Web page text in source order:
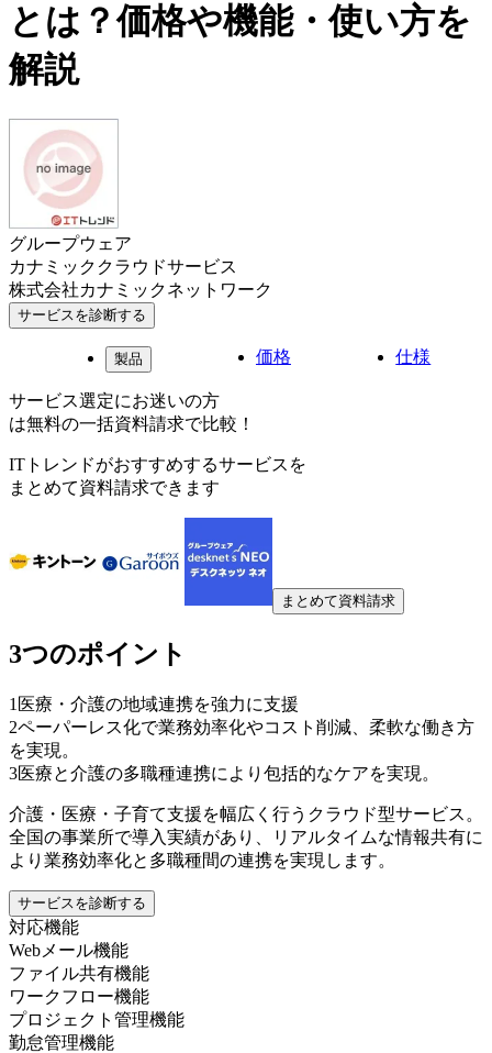
とは？価格や機能・使い方を
解説
グループウェア
カナミッククラウドサービス
株式会社カナミックネットワーク
サービスを診断する
製品 価格 仕様
サービス選定にお迷いの方
は無料の一括資料請求で比較！
ITトレンドがおすすめするサービスを
まとめて資料請求できます
まとめて資料請求
3つのポイント
1 医療・介護の地域連携を強力に支援
2ペーパーレス化で業務効率化やコスト削減、柔軟な働き方
を実現。
3医療と介護の多職種連携により包括的なケアを実現。
介護・医療・子育て支援を幅広く行うクラウド型サービス。
全国の事業所で導入実績があり、リアルタイムな情報共有に
より業務効率化と多職種間の連携を実現します。
サービスを診断する
対応機能
Webメール機能
ファイル共有機能
ワークフロー機能
プロジェクト管理機能
勤怠管理機能